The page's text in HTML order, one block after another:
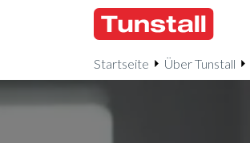
Startseite Über Tunstall